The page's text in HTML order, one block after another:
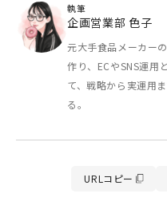
執筆
企画営業部 色子
元大手食品メーカー
作り、ECやSNS運用
て、戦略から実運用
る。
URL コピー